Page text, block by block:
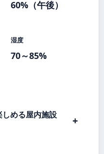
60%（午後）
湿度
70～85%
める屋内施設